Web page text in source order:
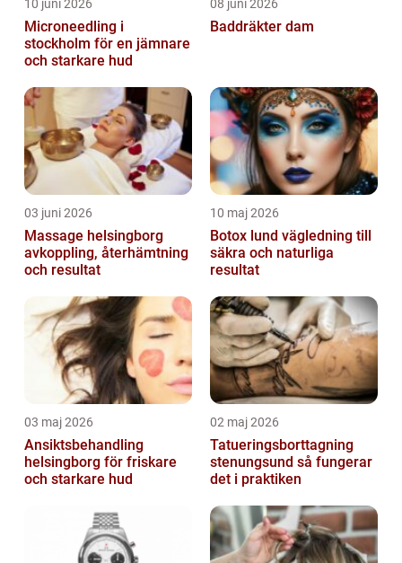
10 juni 2026
Microneedling i
stockholm för en jämnare
och starkare hud
08 juni 2026
Baddräkter dam
03 juni 2026
Massage helsingborg
avkoppling, återhämtning
och resultat
10 maj 2026
Botox lund vägledning till
säkra och naturliga
resultat
03 maj 2026
Ansiktsbehandling
helsingborg för friskare
och starkare hud
02 maj 2026
Tatueringsborttagning
stenungsund så fungerar
det i praktiken